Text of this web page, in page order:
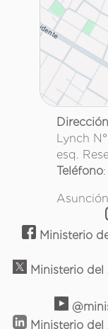
Dirección
Lynch
esq.
Teléfono
Ministerio
Ministerio
Ministerio